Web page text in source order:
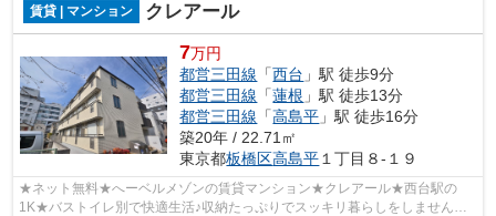
賃貸 | マンション クレアール
7万円
都営三田線 「西台 」駅 徒歩9分
都営三田線 「蓮根 」駅 徒歩13分
都営三田線 「高島平 」駅 徒歩16分
築20年 / 22.71㎡
東京都板橋区高島平 １丁目８-１９
★ネット無料★へーベルメゾンの賃貸マンション★クレアール★西台駅の
1K★バストイレ別で快適生活♪収納たっぷりでスッキリ暮らしをしません